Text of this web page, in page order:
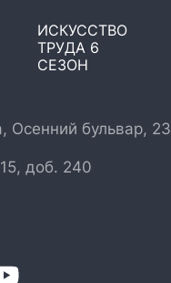
Осенний бульвар, 23
доб. 240
ИСКУССТВО
ТРУДА 6
СЕЗОН